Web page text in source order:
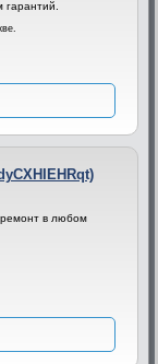
ремонт в любом